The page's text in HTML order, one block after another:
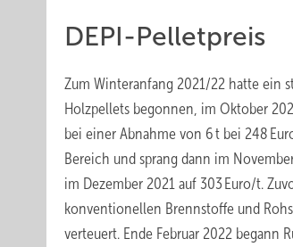
DEPI-Pelletpreis
Zum Winteranfang 2021/22 hatte ein
Holzpellets begonnen, im Oktober
bei einer Abnahme von 6 t bei 248
Bereich und sprang dann im
im Dezember 2021 auf 303 Euro/t.
konventionellen Brennstoffe und
verteuert. Ende Februar 2022 begann